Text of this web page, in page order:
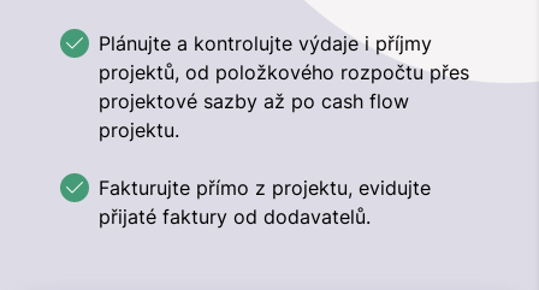
Plánujte a kontrolujte výdaje i příjmy
projektů, od položkového rozpočtu přes
projektové sazby až po cash flow
projektu.
Fakturujte přímo z projektu, evidujte
přijaté faktury od dodavatelů.